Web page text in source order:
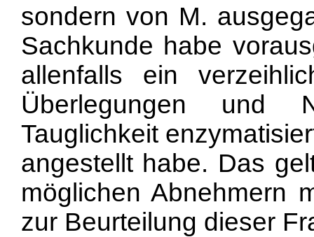
sondern von M.
Sachkunde habe
allenfalls ein
Überlegungen und
Tauglichkeit
angestellt habe. Das
möglichen Abnehmern
zur Beurteilung dieser